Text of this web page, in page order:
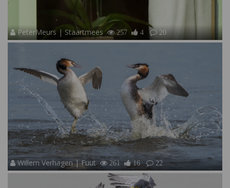
PeterMeurs | Staartmees 257 4 20
Willem Verhagen | Fuut 261 16 22